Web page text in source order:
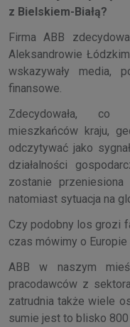
z Bielskiem-Białą?
Firma ABB
Aleksandrowie
wskazywały media,
finansowe.
Zdecydowała, co
mieszkańców kraju,
odczytywać jako
działalności
zostanie
natomiast sytuacja na
Czy podobny los grozi
czas mówimy o Europie
ABB w naszym
pracodawców z
zatrudnia także wiele
sumie jest to blisko